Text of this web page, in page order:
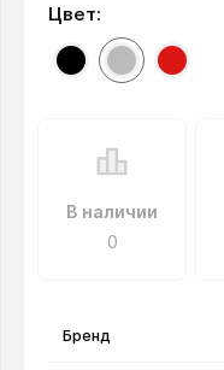
Цвет:
В наличии
0
Бренд